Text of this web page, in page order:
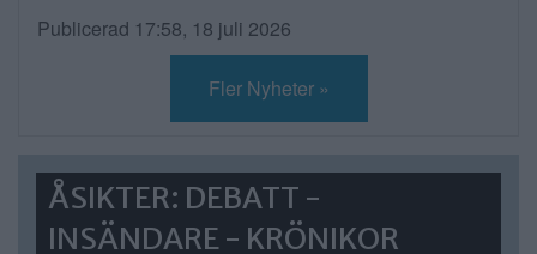
Publicerad 17:58, 18 juli 2026
Fler Nyheter »
ÅSIKTER: DEBATT -
INSÄNDARE - KRÖNIKOR